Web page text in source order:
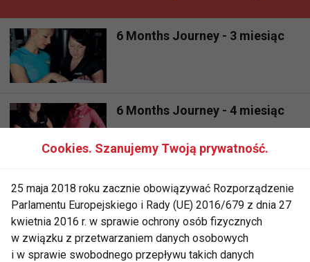
6 Months Journey - 3 miesiąc
6 Months Journey - 4 miesiąc
6 Months Journey - 2 miesiąc
Cookies. Szanujemy Twoją prywatność.
25 maja 2018 roku zacznie obowiązywać Rozporządzenie
Parlamentu Europejskiego i Rady (UE) 2016/679 z dnia 27
kwietnia 2016 r. w sprawie ochrony osób fizycznych
w związku z przetwarzaniem danych osobowych
i w sprawie swobodnego przepływu takich danych